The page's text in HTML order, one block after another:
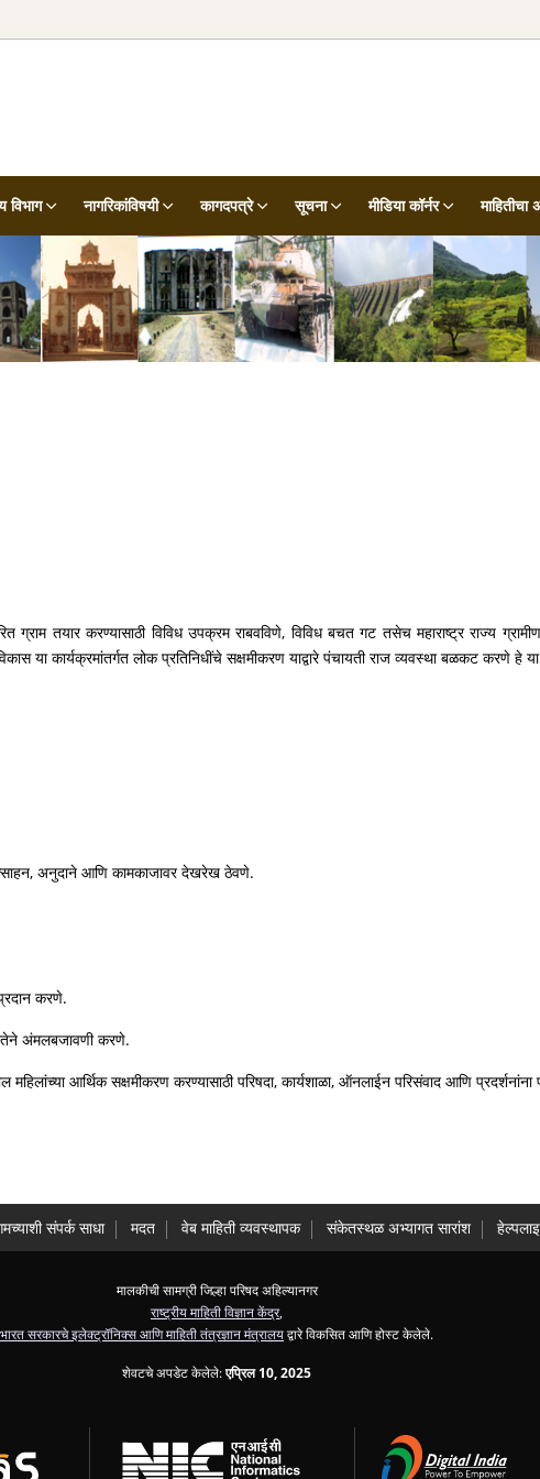
विभाग नागरिकांविषयी कागदपत्रे सूचना मीडिया कॉर्नर माहितीचा
तयार करण्यासाठी विविध उपक्रम राबवविणे, विविध बचत गट तसेच महाराष्ट्र राज्य
या कार्यक्रमांतर्गत लोक प्रतिनिधींचे सक्षमीकरण याद्वारे पंचायती राज व्यवस्था बळकट करणे हे
अनुदाने आणि कामकाजावर देखरेख ठेवणे.
प्रदान करणे.
अंमलबजावणी करणे.
महिलांच्या आर्थिक सक्षमीकरण करण्यासाठी परिषदा, कार्यशाळा, ऑनलाईन परिसंवाद आणि
संपर्क साधा मदत वेब माहिती व्यवस्थापक संकेतस्थळ अभ्यागत सारांश
मालकीची सामग्री जिल्हा परिषद अहिल्यानगर
राष्ट्रीय माहिती विज्ञान केंद्र,
भारत सरकारचे इलेक्ट्रॉनिक्स आणि माहिती तंत्रज्ञान मंत्रालयद्वारे विकसित आणि होस्ट केलेले.
शेवटचे अपडेट केलेले:एप्रिल 10, 2025